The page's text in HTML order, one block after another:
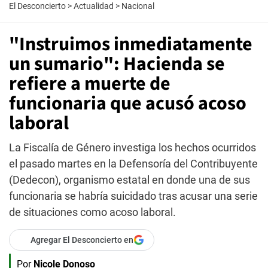
El Desconcierto >Actualidad > Nacional
"Instruimos inmediatamente
un sumario": Hacienda se
refiere a muerte de
funcionaria que acusó acoso
laboral
La Fiscalía de Género investiga los hechos ocurridos
el pasado martes en la Defensoría del Contribuyente
(Dedecon), organismo estatal en donde una de sus
funcionaria se habría suicidado tras acusar una serie
de situaciones como acoso laboral.
Agregar El Desconcierto en
Por Nicole Donoso